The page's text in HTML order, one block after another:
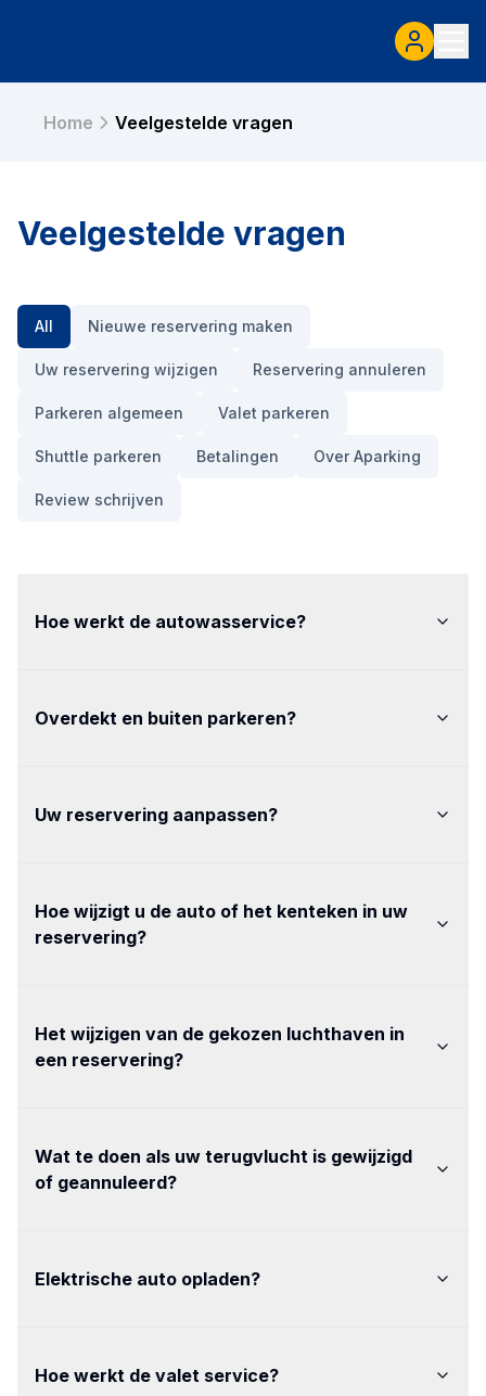
Home Veelgestelde vragen
Veelgestelde vragen
All Nieuwe reservering maken
Uw reservering wijzigen Reservering annuleren
Parkeren algemeen Valet parkeren
Shuttle parkeren Betalingen Over Aparking
Review schrijven
Hoe werkt de autowasservice?
Overdekt en buiten parkeren?
Uw reservering aanpassen?
Hoe wijzigt u de auto of het kenteken in uw
reservering?
Het wijzigen van de gekozen luchthaven in
een reservering?
Wat te doen als uw terugvlucht is gewijzigd
of geannuleerd?
Elektrische auto opladen?
Hoe werkt de valet service?